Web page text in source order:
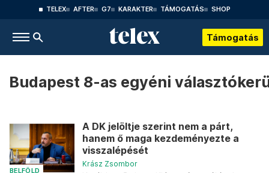
TELEX AFTER G7 KARAKTER TÁMOGATÁS SHOP
Támogatás
Budapest 8-as egyéni
BELFÖLD
A DK jelöltje szerint nem a párt,
hanem ő maga kezdeményezte a
visszalépését
Krász Zsombor